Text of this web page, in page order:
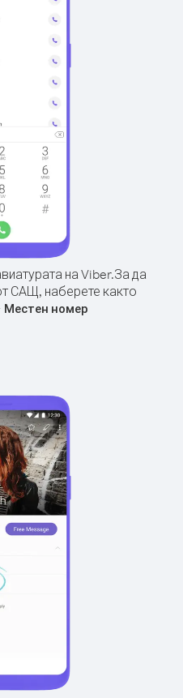
на Viber.За да
САЩ, наберете както
Местен номер